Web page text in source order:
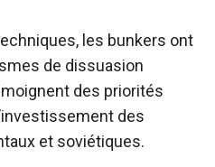
les bunkers ont
de dissuasion
des priorités
des
et soviétiques.